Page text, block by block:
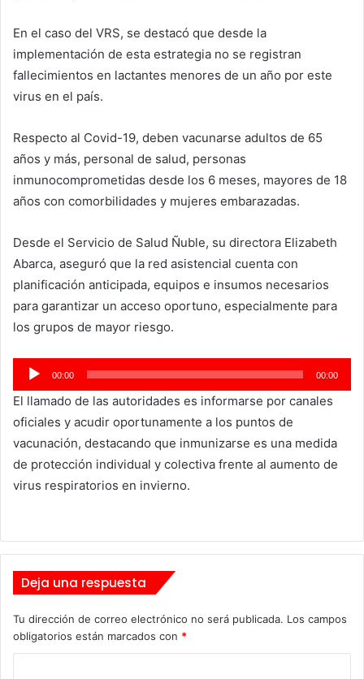
En el caso del VRS, se destacó que desde la
implementación de esta estrategia no se registran
fallecimientos en lactantes menores de un año por este
virus en el país.
Respecto al Covid-19, deben vacunarse adultos de 65
años y más, personal de salud, personas
inmunocomprometidas desde los 6 meses, mayores de 18
años con comorbilidades y mujeres embarazadas.
Desde el Servicio de Salud Ñuble, su directora Elizabeth
Abarca, aseguró que la red asistencial cuenta con
planificación anticipada, equipos e insumos necesarios
para garantizar un acceso oportuno, especialmente para
los grupos de mayor riesgo.
Reproductor
de
audio
00:00 00:00
El llamado de las autoridades es informarse por canales
oficiales y acudir oportunamente a los puntos de
vacunación, destacando que inmunizarse es una medida
de protección individual y colectiva frente al aumento de
virus respiratorios en invierno.
Deja una respuesta
Tu dirección de correo electrónico no será publicada. Los campos
obligatorios están marcados con *